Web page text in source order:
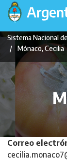
Pasar
contenido
principal
principal
Sistema Nacional
Mónaco, Cecilia
Correo